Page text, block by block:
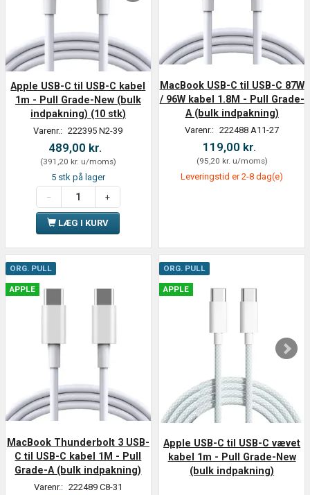
Apple USB-C til USB-C kabel
1m - Pull Grade-New (bulk
indpakning) (10 stk)
Varenr.: 222395 N2-39
489,00 kr.
(391,20 kr. u/moms)
5 stk på lager
LÆG I KURV
MacBook USB-C til USB-C 87W
/ 96W kabel 1.8M - Pull Grade-
A (bulk indpakning)
Varenr.: 222488 A11-27
119,00 kr.
(95,20 kr. u/moms)
Leveringstid er 2-8 dag(e)
ORG. PULL
APPLE
MacBook Thunderbolt 3 USB-
C til USB-C kabel 1M - Pull
Grade-A (bulk indpakning)
Varenr.: 222489 C8-31
ORG. PULL
APPLE
Apple USB-C til USB-C vævet
kabel 1m - Pull Grade-New
(bulk indpakning)